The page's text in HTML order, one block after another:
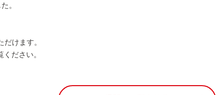
。
けます。
ください。